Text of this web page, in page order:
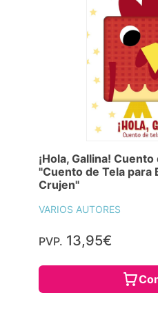
¡Hola, Gallina!
"Cuento de Tela para
Crujen"
VARIOS AUTORES
PVP. 13,95€